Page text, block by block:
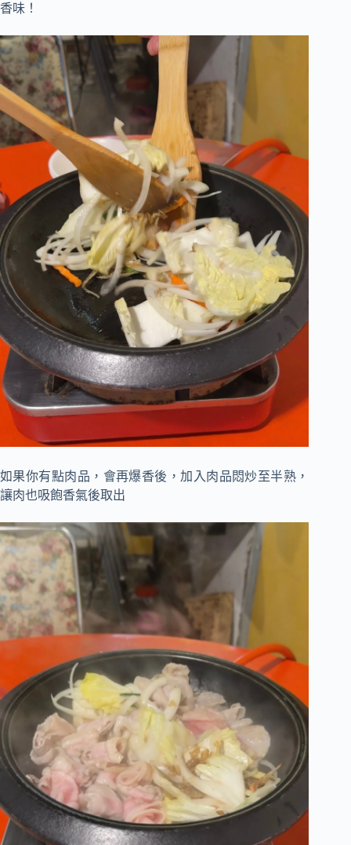
香味！
如果你有點肉品，會再爆香後，加入肉品悶炒至半熟，
讓肉也吸飽香氣後取出